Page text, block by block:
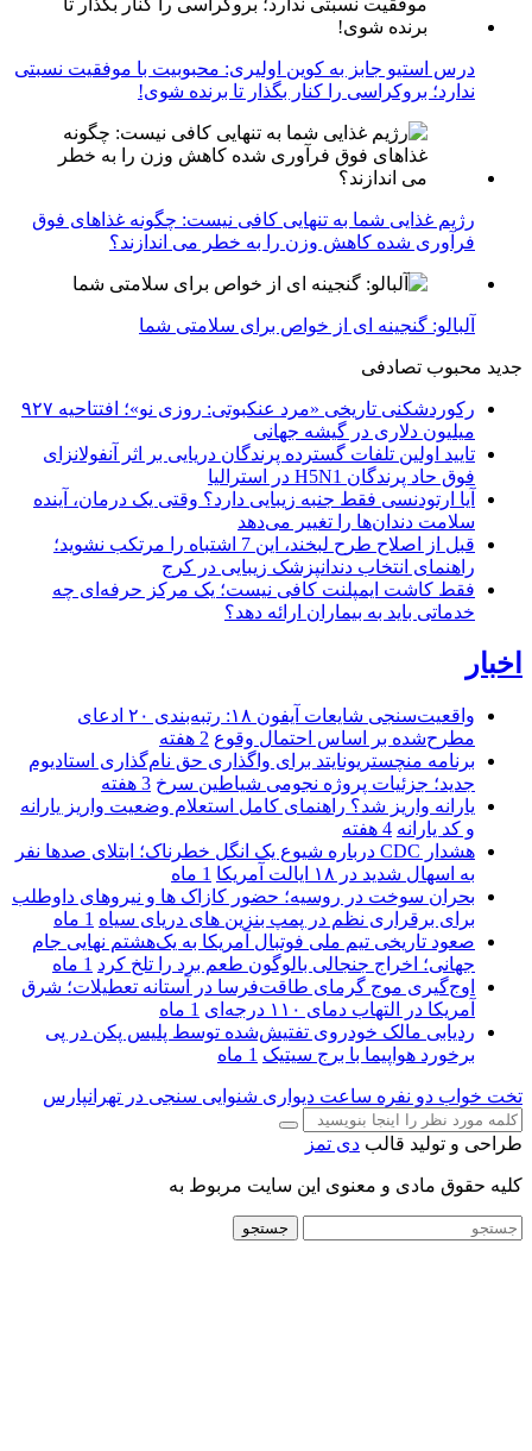
درس استیو جابز به کوین اولیری: محبوبیت با موفقیت نسبتی
ندارد؛ بروکراسی را کنار بگذار تا برنده شوی!
رژیم غذایی شما به تنهایی کافی نیست: چگونه غذاهای فوق
فرآوری شده کاهش وزن را به خطر می اندازند؟
آلبالو: گنجینه ای از خواص برای سلامتی شما
جدید محبوب تصادفی
رکوردشکنی تاریخی «مرد عنکبوتی: روزی نو»؛ افتتاحیه ۹۲۷
میلیون دلاری در گیشه جهانی
تایید اولین تلفات گسترده پرندگان دریایی بر اثر آنفولانزای
فوق حاد پرندگان H5N1 در استرالیا
آیا ارتودنسی فقط جنبه زیبایی دارد؟ وقتی یک درمان، آینده
سلامت دندان‌ها را تغییر می‌دهد
قبل از اصلاح طرح لبخند، این 7 اشتباه را مرتکب نشوید؛
راهنمای انتخاب دندانپزشک زیبایی در کرج
فقط کاشت ایمپلنت کافی نیست؛ یک مرکز حرفه‌ای چه
خدماتی باید به بیماران ارائه دهد؟
اخبار
واقعیت‌سنجی شایعات آیفون ۱۸: رتبه‌بندی ۲۰ ادعای
مطرح‌شده بر اساس احتمال وقوع 2 هفته
برنامه منچستریونایتد برای واگذاری حق نام‌گذاری استادیوم
جدید؛ جزئیات پروژه نجومی شیاطین سرخ 3 هفته
یارانه واریز شد؟ راهنمای کامل استعلام وضعیت واریز یارانه
و کد یارانه 4 هفته
هشدار CDC درباره شیوع یک انگل خطرناک؛ ابتلای صدها نفر
به اسهال شدید در ۱۸ ایالت آمریکا
1 ماه
بحران سوخت در روسیه؛ حضور کازاک‌ ها و نیروهای داوطلب
برای برقراری نظم در پمپ بنزین‌ های دریای سیاه 1 ماه
صعود تاریخی تیم ملی فوتبال آمریکا به یک‌هشتم نهایی جام
جهانی؛ اخراج جنجالی بالوگون طعم برد را تلخ کرد 1 ماه
اوج‌گیری موج گرمای طاقت‌فرسا در آستانه تعطیلات؛ شرق
آمریکا در التهاب دمای ۱۱۰ درجه‌ای
1 ماه
ردیابی مالک خودروی تفتیش‌شده توسط پلیس پکن در پی
برخورد هواپیما با برج سیتیک 1 ماه
تخت خواب دو نفره ساعت دیواری شنوایی سنجی در تهرانپارس
طراحی و تولید قالب دی تمز
کلیه حقوق مادی و معنوی این سایت مربوط به
جستجو